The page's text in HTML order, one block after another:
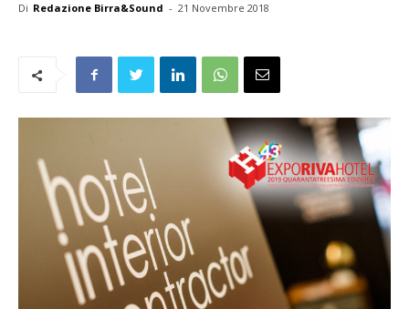
Di Redazione Birra&Sound - 21 Novembre 2018